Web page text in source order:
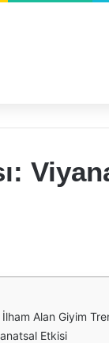
Alan Giyim
Etkisi